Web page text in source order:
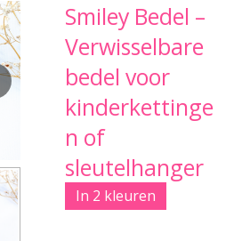
Smiley Bedel –
Verwisselbare
bedel voor
kinderkettinge
n of
sleutelhanger
In 2 kleuren